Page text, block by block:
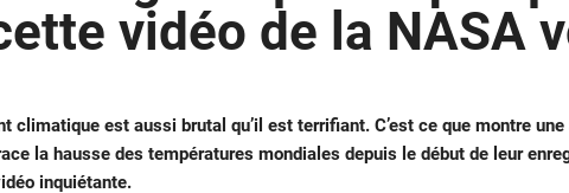
vidéo de la NASA
climatique est aussi brutal qu’il est terrifiant. C’est ce que montre
la hausse des températures mondiales depuis le début de leur
inquiétante.